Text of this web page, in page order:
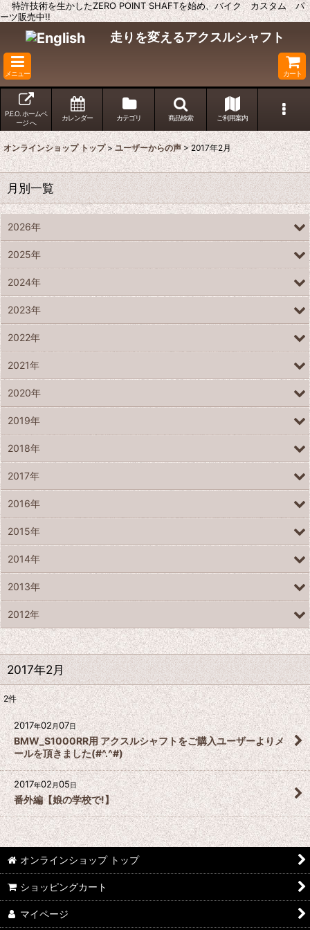
特許技術を生かしたZERO POINT SHAFTを始め、バイク カスタム パ
ーツ販売中!!
走りを変えるアクスルシャフト
メニュー カート
P.E.O. ホームペ
ージ へ
カレンダー カテゴリ 商品検索 ご利用案内
オンラインショップ トップ > ユーザーからの声 > 2017年2月
2017年2月
2件
2017年02月07日
BMW_S1000RR用 アクスルシャフトをご購入ユーザーよりメ
ールを頂きました(#^.^#)
2017年02月05日
番外編【娘の学校で!】
月別一覧
2026年
2025年
2024年
2023年
2022年
2021年
2020年
2019年
2018年
2017年
2016年
2015年
2014年
2013年
2012年
オンラインショップ トップ
ショッピングカート
マイページ